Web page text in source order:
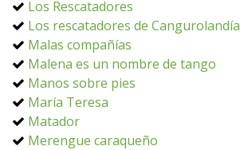
Los Rescatadores
Los rescatadores de Cangurolandía
Malas compañías
Malena es un nombre de tango
Manos sobre pies
María Teresa
Matador
Merengue caraqueño